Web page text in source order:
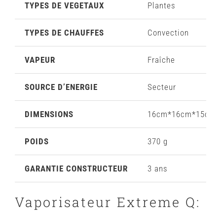
TYPES DE VEGETAUX Plantes
TYPES DE CHAUFFES Convection
VAPEUR Fraîche
SOURCE D’ENERGIE Secteur
DIMENSIONS 16cm*16cm*15cm
POIDS 370 g
GARANTIE CONSTRUCTEUR 3 ans
Vaporisateur Extreme Q: